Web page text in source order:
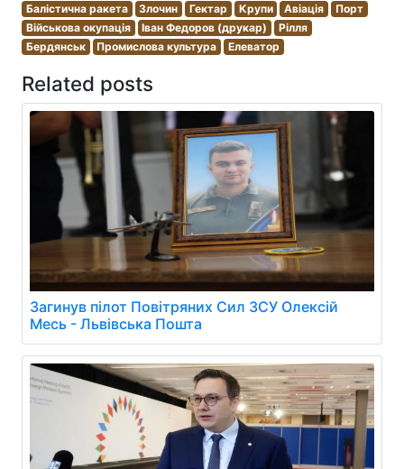
Балістична ракета
Злочин Гектар Крупи Авіація
Порт
Військова окупація
Іван Федоров (друкар)
Рілля
Бердянськ
Промислова культура Елеватор
Related posts
Загинув пілот Повітряних Сил ЗСУ Олексій
Месь - Львівська Пошта